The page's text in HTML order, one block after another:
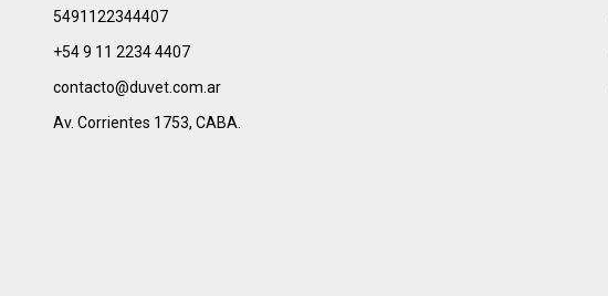
5491122344407
+54 9 11 2234 4407
contacto@duvet.com.ar
Av. Corrientes 1753, CABA.